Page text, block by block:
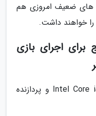
ضعیف امروزی هم
را خواهند داشت.
برای اجرای بازی
پردازنده اصلی: نسل هفتم Intel Core i5 و پردازنده